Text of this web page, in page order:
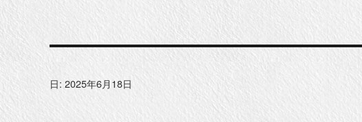
日: 2025年6月18日